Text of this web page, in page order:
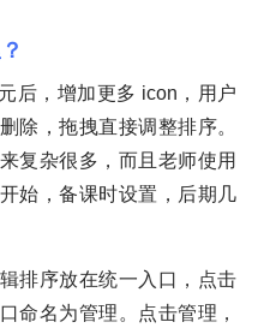
后，增加更多 icon，用户
除，拖拽直接调整排序。
复杂很多，而且老师使用
始，备课时设置，后期几
排序放在统一入口，点击
命名为管理。点击管理，